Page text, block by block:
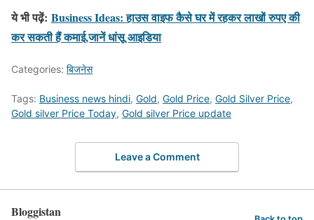
ये भी पढ़ें: Business Ideas: हाउस वाइफ कैसे घर में रहकर लाखों रुपए की
कर सकती हैं कमाई,जानें धांसू आइडिया
Categories: बिजनेस
Tags: Business news hindi, Gold, Gold Price, Gold Silver Price,
Gold silver Price Today, Gold silver Price update
Leave a Comment
Bloggistan